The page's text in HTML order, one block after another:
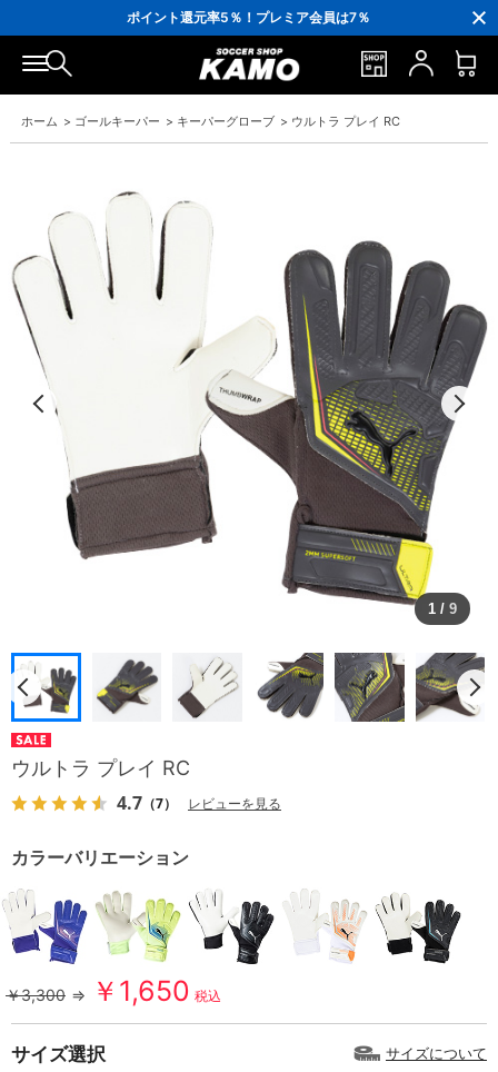
ポイント還元率5％！プレミア会員は7％
会員の方にはお誕生月に「10％OFFクーポン」プレゼント！
16,000円(税込)以上でシューズケースプレゼント！
3,300円(税込)以上で送料無料！
ホーム > ゴールキーパー > キーパーグローブ > ウルトラ プレイ RC
1 / 9
ウルトラ プレイ RC
4.7 （7） レビューを見る
カラーバリエーション
￥3,300 ⇒ ￥1,650 税込
サイズ選択 サイズについて